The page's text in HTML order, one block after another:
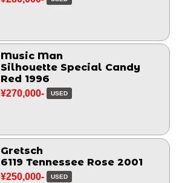
Music Man
Silhouette Special Candy
Red 1996
¥270,000- USED
Gretsch
6119 Tennessee Rose 2001
¥250,000- USED